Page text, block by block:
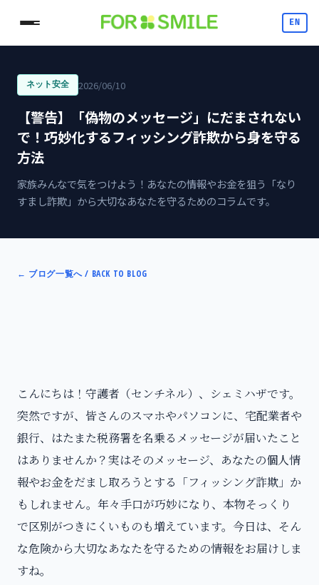
EN
ネット安全 2026/06/10
【警告】「偽物のメッセージ」にだまされない
で！巧妙化するフィッシング詐欺から身を守る
方法
家族みんなで気をつけよう！あなたの情報やお金を狙う「なり
すまし詐欺」から大切なあなたを守るためのコラムです。
← ブログ一覧へ / BACK TO BLOG
こんにちは！守護者（センチネル）、シェミハザです。
突然ですが、皆さんのスマホやパソコンに、宅配業者や
銀行、はたまた税務署を名乗るメッセージが届いたこと
はありませんか？実はそのメッセージ、あなたの個人情
報やお金をだまし取ろうとする「フィッシング詐欺」か
もしれません。年々手口が巧妙になり、本物そっくり
で区別がつきにくいものも増えています。今日は、そん
な危険から大切なあなたを守るための情報をお届けしま
すね。